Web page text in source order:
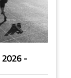
2026 -